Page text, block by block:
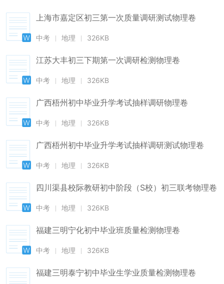
上海市嘉定区初三第一次质量调研测试物理卷
中考 地理 326KB
江苏大丰初三下期第一次调研检测物理卷
中考 地理 326KB
广西梧州初中毕业升学考试抽样调研物理卷
中考 地理 326KB
广西梧州初中毕业升学考试抽样调研测试物理卷
中考 地理 326KB
四川渠县校际教研初中阶段（S校）初三联考物理卷
中考 地理 326KB
福建三明宁化初中毕业班质量检测物理卷
中考 地理 326KB
福建三明泰宁初中毕业生学业质量检测物理卷